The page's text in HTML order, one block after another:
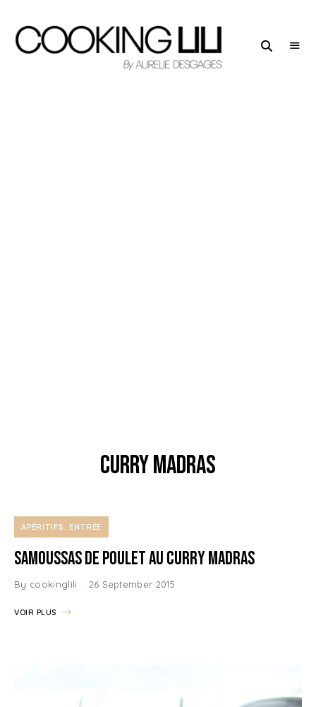
curry madras
APÉRITIFS ENTRÉE
Samoussas de Poulet au Curry Madras
By cookinglili 26 September 2015
VOIR PLUS